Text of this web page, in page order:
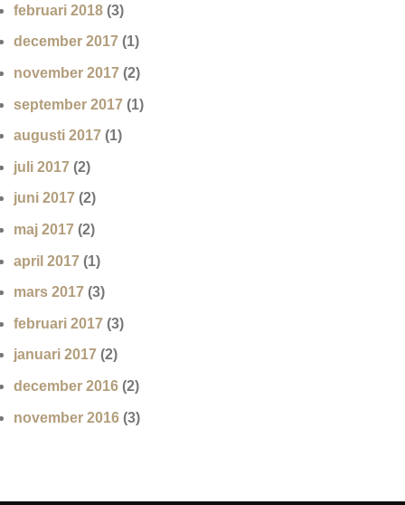
februari 2018 (3)
december 2017 (1)
november 2017 (2)
september 2017 (1)
augusti 2017 (1)
juli 2017 (2)
juni 2017 (2)
maj 2017 (2)
april 2017 (1)
mars 2017 (3)
februari 2017 (3)
januari 2017 (2)
december 2016 (2)
november 2016 (3)